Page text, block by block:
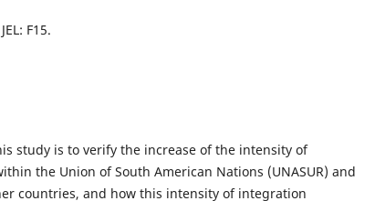
F15.
study is to verify the increase of the intensity of
the Union of South American Nations (UNASUR) and
countries, and how this intensity of integration